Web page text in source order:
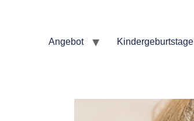
Angebot Kindergeburtstage